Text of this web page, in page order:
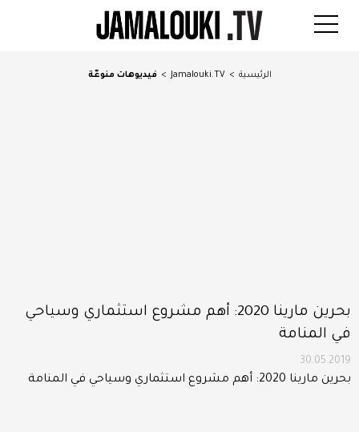
الرئيسية >
Jamalouki.TV
> فيديوهات منوعّة
بحرين مارينا 2020: أهم مشروع استثماري وسياحي
في المنامة
30.05.2019
بحرين مارينا 2020: أهم مشروع استثماري وسياحي في المنامة